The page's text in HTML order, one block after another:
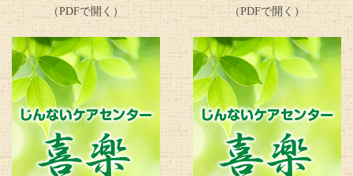
（PDFで開く）
（PDFで開く）